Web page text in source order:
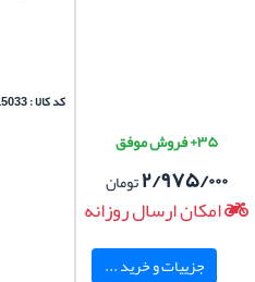
۳۵+ فروش موفق
۲/۹۷۵/۰۰۰تومان
امکان ارسال روزانه
جزییات و خرید ...
کد کالا : 15033